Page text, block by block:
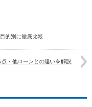
的別に徹底比較
・他ローンとの違いを解説